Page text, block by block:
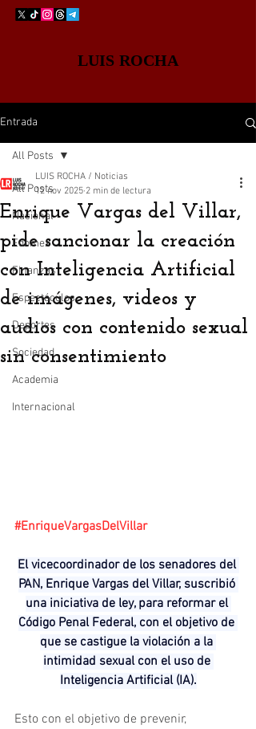
LUIS ROCHA
Entrada
All Posts
Nacional
Edomex
Finanzas
Espectáculos
Deportes
Sociedad
Academia
Internacional
All Posts
Enrique Vargas del Villar,
pide sancionar la creación
con Inteligencia Artificial
de imágenes, videos y
audios con contenido sexual
sin consentimiento
LUIS ROCHA / Noticias
12 nov 2025 2 min de lectura
#EnriqueVargasDelVillar
El vicecoordinador de los senadores del
PAN, Enrique Vargas del Villar, suscribió
una iniciativa de ley, para reformar el
Código Penal Federal, con el objetivo de
que se castigue la violación a la
intimidad sexual con el uso de
Inteligencia Artificial (IA).
Esto con el objetivo de prevenir,